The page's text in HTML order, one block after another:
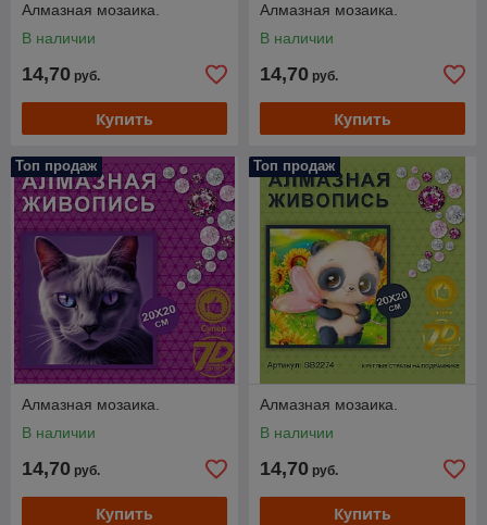
Алмазная мозаика.
В наличии
14,70 руб.
Купить
Алмазная мозаика.
В наличии
14,70 руб.
Купить
Топ продаж
Алмазная мозаика.
В наличии
14,70 руб.
Купить
Топ продаж
Алмазная мозаика.
В наличии
14,70 руб.
Купить